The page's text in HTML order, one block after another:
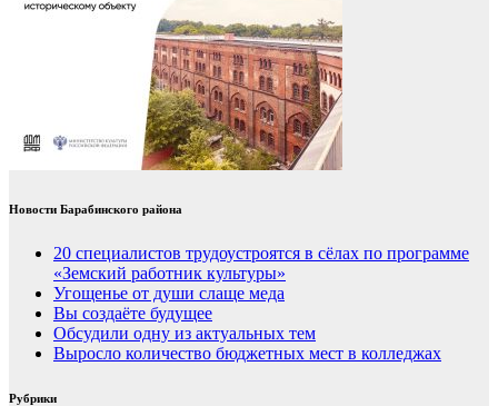
Новости Барабинского района
20 специалистов трудоустроятся в сёлах по программе
«Земский работник культуры»
Угощенье от души слаще меда
Вы создаёте будущее
Обсудили одну из актуальных тем
Выросло количество бюджетных мест в колледжах
Рубрики